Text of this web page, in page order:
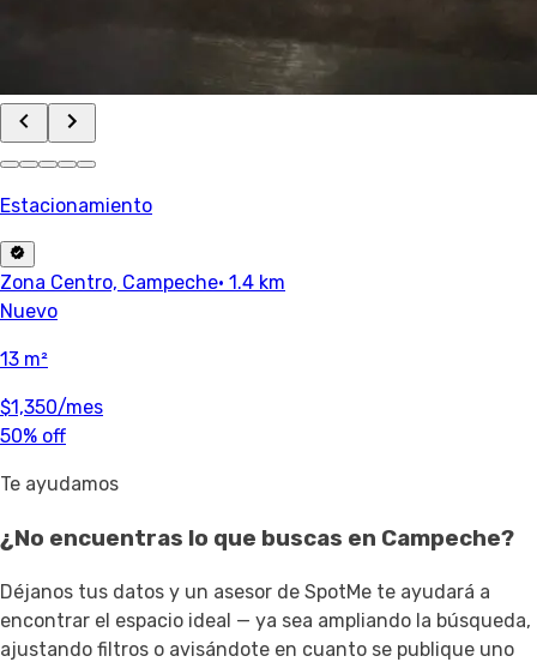
Estacionamiento
Zona Centro, Campeche· 1.4 km
Nuevo
13 m²
$1,350/mes
50% off
Te ayudamos
¿No encuentras lo que buscas en Campeche?
Déjanos tus datos y un asesor de SpotMe te ayudará a
encontrar el espacio ideal — ya sea ampliando la búsqueda,
ajustando filtros o avisándote en cuanto se publique uno